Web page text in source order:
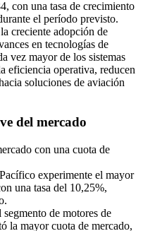
con una tasa de crecimiento
el período previsto.
creciente adopción de
en tecnologías de
vez mayor de los sistemas
eficiencia operativa, reducen
soluciones de aviación
del mercado
con una cuota de
experimente el mayor
una tasa del 10,25%,
de motores de
la mayor cuota de mercado,